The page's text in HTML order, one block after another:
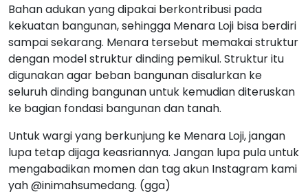
Bahan adukan yang dipakai berkontribusi pada
kekuatan bangunan, sehingga Menara Loji bisa berdiri
sampai sekarang. Menara tersebut memakai struktur
dengan model struktur dinding pemikul. Struktur itu
digunakan agar beban bangunan disalurkan ke
seluruh dinding bangunan untuk kemudian diteruskan
ke bagian fondasi bangunan dan tanah.
Untuk wargi yang berkunjung ke Menara Loji, jangan
lupa tetap dijaga keasriannya. Jangan lupa pula untuk
mengabadikan momen dan tag akun Instagram kami
yah @inimahsumedang. (gga)